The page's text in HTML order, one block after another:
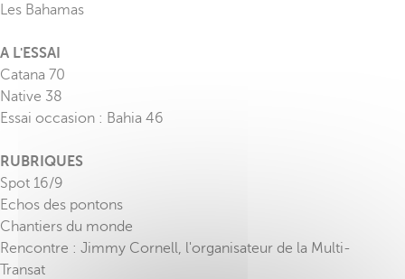
Les Bahamas
A L'ESSAI
Catana 70
Native 38
Essai occasion : Bahia 46
RUBRIQUES
Spot 16/9
Echos des pontons
Chantiers du monde
Rencontre : Jimmy Cornell, l'organisateur de la Multi-
Transat